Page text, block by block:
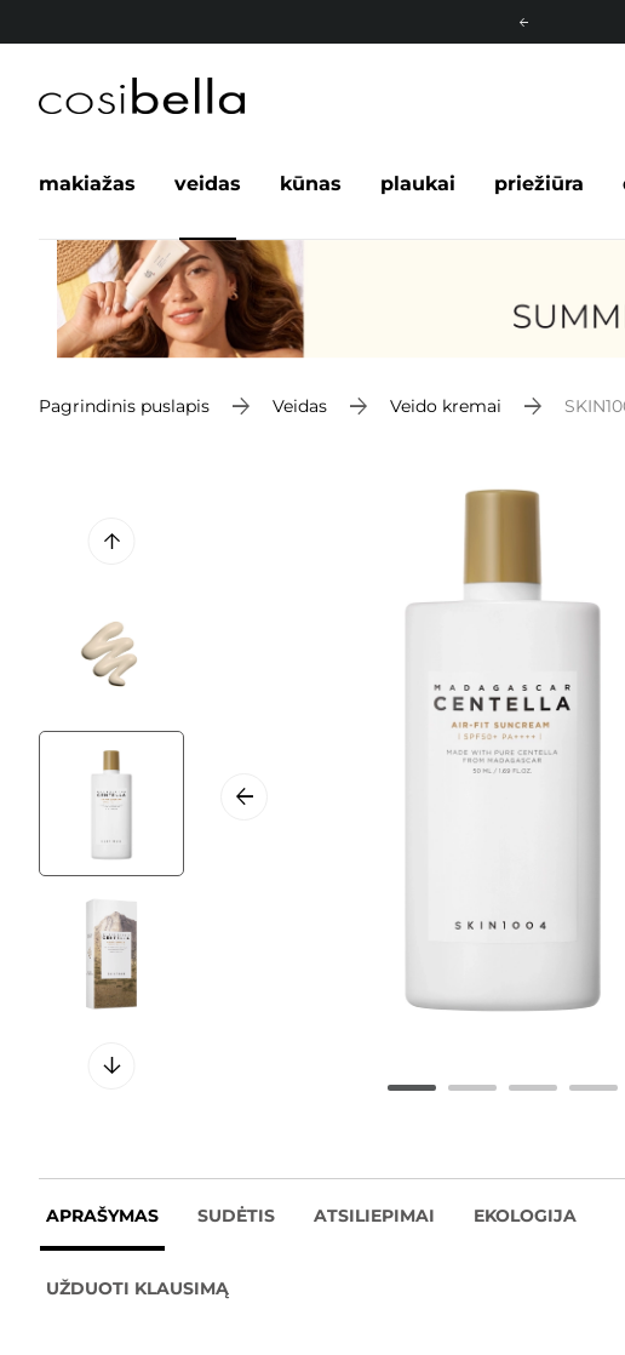
makiažas veidas kūnas plaukai priežiūra
Pagrindinis puslapis Veidas Veido kremai
APRAŠYMAS SUDĖTIS ATSILIEPIMAI EKOLOGIJA
UŽDUOTI KLAUSIMĄ